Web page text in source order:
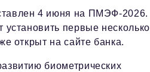
4 июня на ПМЭФ-2026.
первые несколько
открыт на сайте банка.
биометрических